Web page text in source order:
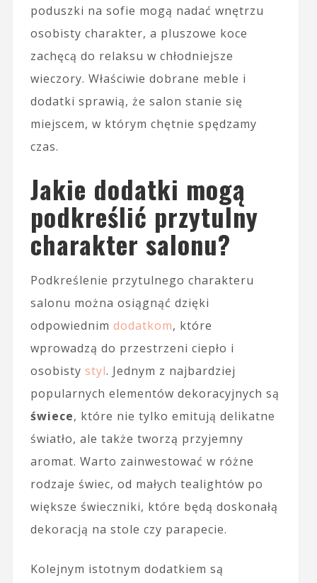
poduszki na sofie mogą nadać wnętrzu
osobisty charakter, a pluszowe koce
zachęcą do relaksu w chłodniejsze
wieczory. Właściwie dobrane meble i
dodatki sprawią, że salon stanie się
miejscem, w którym chętnie spędzamy
czas.
Jakie dodatki mogą
podkreślić przytulny
charakter salonu?
Podkreślenie przytulnego charakteru
salonu można osiągnąć dzięki
odpowiednim dodatkom, które
wprowadzą do przestrzeni ciepło i
osobisty styl. Jednym z najbardziej
popularnych elementów dekoracyjnych są
świece, które nie tylko emitują delikatne
światło, ale także tworzą przyjemny
aromat. Warto zainwestować w różne
rodzaje świec, od małych tealightów po
większe świeczniki, które będą doskonałą
dekoracją na stole czy parapecie.
Kolejnym istotnym dodatkiem są